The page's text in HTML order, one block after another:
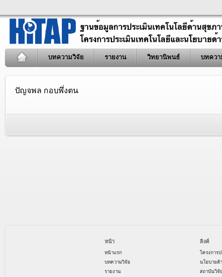
บทความวิจัย รายงาน วิทยานิพนธ์ บทควา
ปัญจพล กอบพึ่งตน
หน้า
หน้าแรก
บทความวิจัย
รายงาน
ลิงค์
โครงการ
นโยบายด้
สถาบันวิจั